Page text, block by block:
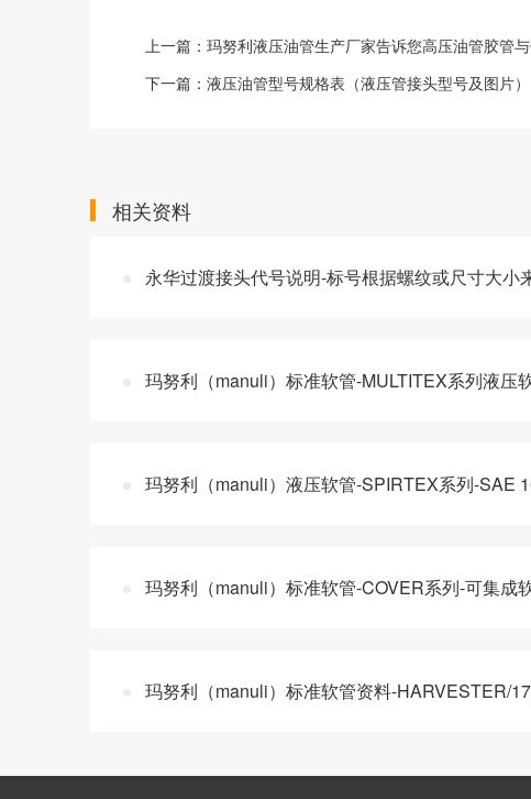
上一篇： 玛努利液压油管生产厂家告诉您高压油管胶管
下一篇： 液压油管型号规格表（液压管接头型号及图片）
相关资料
永华过渡接头代号说明-标号根据螺纹或尺寸大小
玛努利（manuli）标准软管-MULTITEX系列液压
玛努利（manuli）液压软管-SPIRTEX系列-SAE
玛努利（manuli）标准软管-COVER系列-可集成
玛努利（manuli）标准软管资料-HARVESTER/